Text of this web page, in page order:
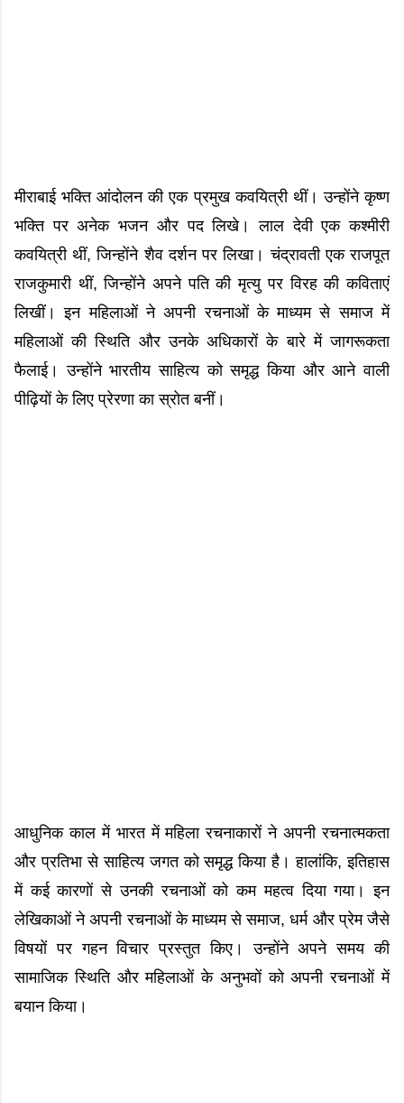
मीराबाई भक्ति आंदोलन की एक प्रमुख कवयित्री थीं। उन्होंने कृष्ण
भक्ति पर अनेक भजन और पद लिखे। लाल देवी एक कश्मीरी
कवयित्री थीं, जिन्होंने शैव दर्शन पर लिखा। चंद्रावती एक राजपूत
राजकुमारी थीं, जिन्होंने अपने पति की मृत्यु पर विरह की कविताएं
लिखीं। इन महिलाओं ने अपनी रचनाओं के माध्यम से समाज में
महिलाओं की स्थिति और उनके अधिकारों के बारे में जागरूकता
फैलाई। उन्होंने भारतीय साहित्य को समृद्ध किया और आने वाली
पीढ़ियों के लिए प्रेरणा का स्रोत बनीं।
आधुनिक काल में भारत में महिला रचनाकारों ने अपनी रचनात्मकता
और प्रतिभा से साहित्य जगत को समृद्ध किया है। हालांकि, इतिहास
में कई कारणों से उनकी रचनाओं को कम महत्व दिया गया। इन
लेखिकाओं ने अपनी रचनाओं के माध्यम से समाज, धर्म और प्रेम जैसे
विषयों पर गहन विचार प्रस्तुत किए। उन्होंने अपने समय की
सामाजिक स्थिति और महिलाओं के अनुभवों को अपनी रचनाओं में
बयान किया।